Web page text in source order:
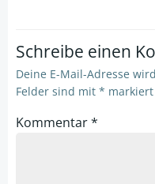
Schreibe einen
Deine E-Mail-Adresse
Felder sind mit * markiert
Kommentar*